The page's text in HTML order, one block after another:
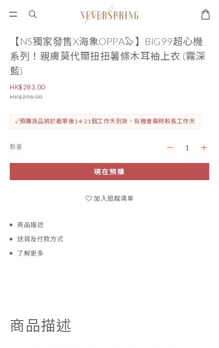
【NS獨家發售X海象OPPA🦭】BIG99超心機
系列！親膚莫代爾扭扭薯條木耳袖上衣 (霧深
藍)
HK$283.00
HK$298.00
✓預購貨品將於截單後14-21個工作天到貨，有機會需時較長工作天
數量
現在預購
加入追蹤清單
商品描述
送貨及付款方式
了解更多
商品描述